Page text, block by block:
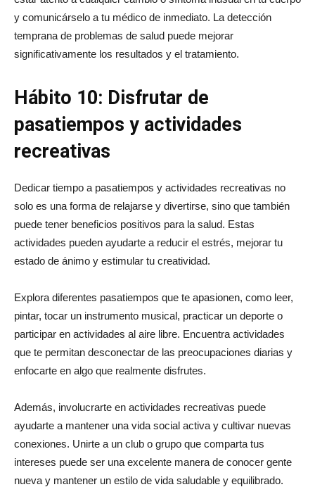
y comunicárselo a tu médico de inmediato. La detección
temprana de problemas de salud puede mejorar
significativamente los resultados y el tratamiento.
Hábito 10: Disfrutar de
pasatiempos y actividades
recreativas
Dedicar tiempo a pasatiempos y actividades recreativas no
solo es una forma de relajarse y divertirse, sino que también
puede tener beneficios positivos para la salud. Estas
actividades pueden ayudarte a reducir el estrés, mejorar tu
estado de ánimo y estimular tu creatividad.
Explora diferentes pasatiempos que te apasionen, como leer,
pintar, tocar un instrumento musical, practicar un deporte o
participar en actividades al aire libre. Encuentra actividades
que te permitan desconectar de las preocupaciones diarias y
enfocarte en algo que realmente disfrutes.
Además, involucrarte en actividades recreativas puede
ayudarte a mantener una vida social activa y cultivar nuevas
conexiones. Unirte a un club o grupo que comparta tus
intereses puede ser una excelente manera de conocer gente
nueva y mantener un estilo de vida saludable y equilibrado.